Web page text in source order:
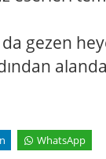
da gezen
WhatsApp